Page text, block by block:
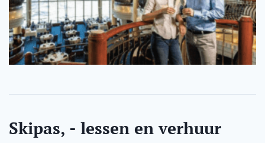
Skipas, - lessen en verhuur